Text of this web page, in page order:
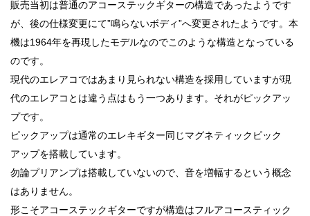
販売当初は普通のアコーステックギターの構造であったようです
が、後の仕様変更にて”鳴らないボディ”へ変更されたようです。本
機は1964年を再現したモデルなのでこのような構造となっている
のです。
現代のエレアコではあまり見られない構造を採用していますが現
代のエレアコとは違う点はもう一つあります。それがピックアッ
プです。
ピックアップは通常のエレキギター同じマグネティックピック
アップを搭載しています。
勿論プリアンプは搭載していないので、音を増幅するという概念
はありません。
形こそアコーステックギターですが構造はフルアコースティック